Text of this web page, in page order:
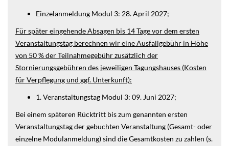
Einzelanmeldung Modul 3: 28. April 2027;
Für später eingehende Absagen bis 14 Tage vor dem ersten
Veranstaltungstag berechnen wir eine Ausfallgebühr in Höhe
von 50 % der Teilnahmegebühr zusätzlich der
Stornierungsgebühren des jeweiligen Tagungshauses (Kosten
für Verpflegung und ggf. Unterkunft):
1. Veranstaltungstag Modul 3: 09. Juni 2027;
Bei einem späteren Rücktritt bis zum genannten ersten
Veranstaltungstag der gebuchten Veranstaltung (Gesamt- oder
einzelne Modulanmeldung) sind die Gesamtkosten zu zahlen (s.